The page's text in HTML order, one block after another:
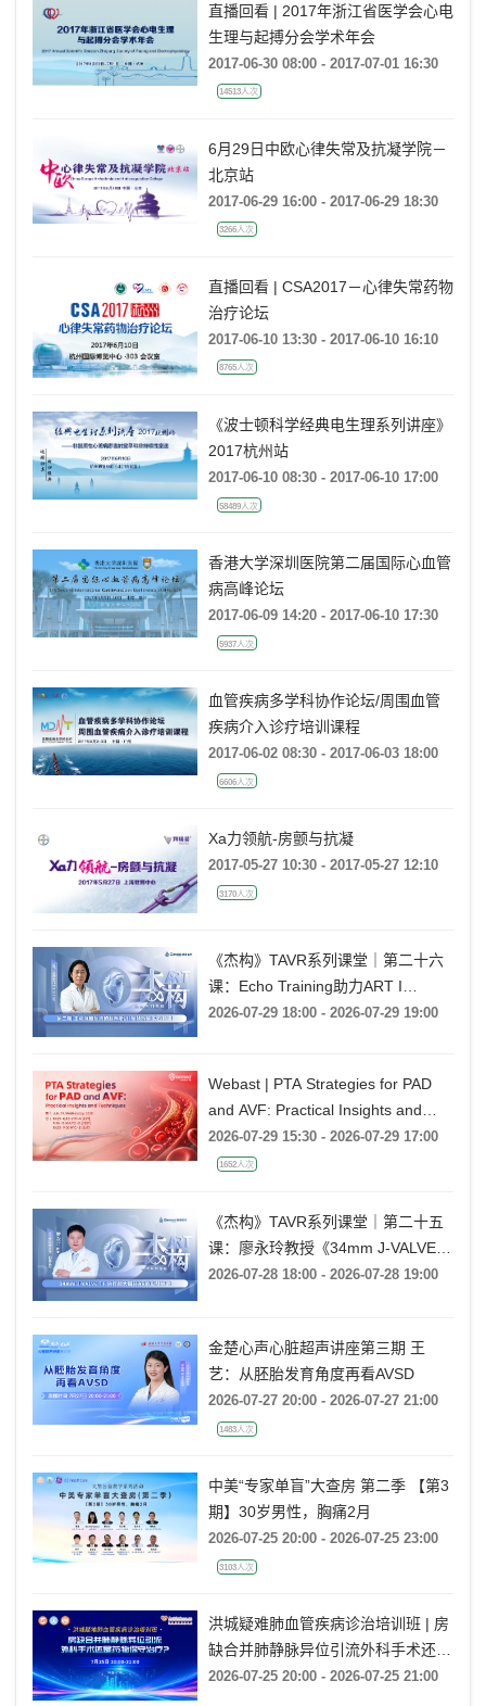
直播回看 | 2017年浙江省医学会心电
生理与起搏分会学术年会
2017-06-30 08:00 - 2017-07-01 16:30
14513人次
6月29日中欧心律失常及抗凝学院－
北京站
2017-06-29 16:00 - 2017-06-29 18:30
3266人次
直播回看 | CSA2017－心律失常药物
治疗论坛
2017-06-10 13:30 - 2017-06-10 16:10
8765人次
《波士顿科学经典电生理系列讲座》
2017杭州站
2017-06-10 08:30 - 2017-06-10 17:00
58489人次
香港大学深圳医院第二届国际心血管
病高峰论坛
2017-06-09 14:20 - 2017-06-10 17:30
5937人次
血管疾病多学科协作论坛/周围血管
疾病介入诊疗培训课程
2017-06-02 08:30 - 2017-06-03 18:00
6606人次
Xa力领航-房颤与抗凝
2017-05-27 10:30 - 2017-05-27 12:10
3170人次
《杰构》TAVR系列课堂｜第二十六
课：Echo Training助力ART I
Rebecca T. Hahn教授《第二期-主动
2026-07-29 18:00 - 2026-07-29 19:00
Webast | PTA Strategies for PAD
and AVF: Practical Insights and
Techniques
2026-07-29 15:30 - 2026-07-29 17:00
1652人次
《杰构》TAVR系列课堂｜第二十五
课：廖永玲教授《34mm J-VALVE
TF 治疗超大瓣环AR的实战经验》
2026-07-28 18:00 - 2026-07-28 19:00
金楚心声心脏超声讲座第三期 王
艺：从胚胎发育角度再看AVSD
2026-07-27 20:00 - 2026-07-27 21:00
1483人次
中美“专家单盲”大查房 第二季 【第3
期】30岁男性，胸痛2月
2026-07-25 20:00 - 2026-07-25 23:00
3103人次
洪城疑难肺血管疾病诊治培训班 | 房
缺合并肺静脉异位引流外科手术还是
药物保守治疗?
2026-07-25 20:00 - 2026-07-25 21:00